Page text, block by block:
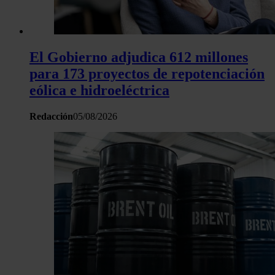
El Gobierno adjudica 612 millones
para 173 proyectos de repotenciación
eólica e hidroeléctrica
Redacción05/08/2026